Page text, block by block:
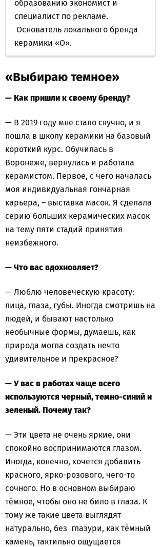
образованию экономист и
специалист по рекламе.
Основатель локального бренда
керамики «O».
«Выбираю темное»
— Как пришли к своему бренду?
— В 2019 году мне стало скучно, и я
пошла в школу керамики на базовый
короткий курс. Обучилась в
Воронеже, вернулась и работала
керамистом. Первое, с чего началась
моя индивидуальная гончарная
карьера, – выставка масок. Я сделала
серию больших керамических масок
на тему пяти стадий принятия
неизбежного.
— Что вас вдохновляет?
— Люблю человеческую красоту:
лица, глаза, губы. Иногда смотришь на
людей, и бывают настолько
необычные формы, думаешь, как
природа могла создать нечто
удивительное и прекрасное?
— У вас в работах чаще всего
используются черный, темно-синий и
зеленый. Почему так?
— Эти цвета не очень яркие, они
спокойно воспринимаются глазом.
Иногда, конечно, хочется добавить
красного, ярко-розового, чего-то
сочного. Но в основном выбираю
тёмное, чтобы оно не било в глаза. К
тому же такие цвета выглядят
натурально, без глазури, как тёмный
камень, тактильно ощущается